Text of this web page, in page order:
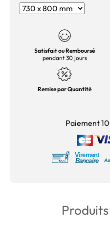
Satisfait ou Remboursé
pendant 30 jours
Remise par Quantité
Paiement
Produits